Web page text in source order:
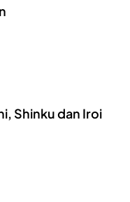
Shinku dan Iroi